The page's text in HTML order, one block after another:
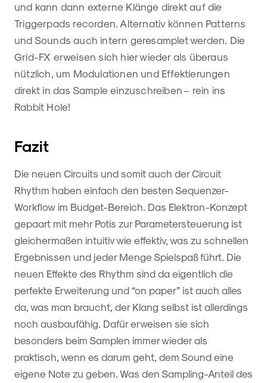
und kann dann externe Klänge direkt auf die
Triggerpads recorden. Alternativ können Patterns
und Sounds auch intern geresamplet werden. Die
Grid-FX erweisen sich hier wieder als überaus
nützlich, um Modulationen und Effektierungen
direkt in das Sample einzuschreiben – rein ins
Rabbit Hole!
Fazit
Die neuen Circuits und somit auch der Circuit
Rhythm haben einfach den besten Sequenzer-
Workflow im Budget-Bereich. Das Elektron-Konzept
gepaart mit mehr Potis zur Parametersteuerung ist
gleichermaßen intuitiv wie effektiv, was zu schnellen
Ergebnissen und jeder Menge Spielspaß führt. Die
neuen Effekte des Rhythm sind da eigentlich die
perfekte Erweiterung und “on paper” ist auch alles
da, was man braucht, der Klang selbst ist allerdings
noch ausbaufähig. Dafür erweisen sie sich
besonders beim Samplen immer wieder als
praktisch, wenn es darum geht, dem Sound eine
eigene Note zu geben. Was den Sampling-Anteil des